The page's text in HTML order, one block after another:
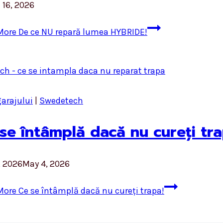
2026
De ce NU repară lumea HYBRIDE!
Swedetech
întâmplă dacă nu cureți
2026May 4, 2026
Ce se întâmplă dacă nu cureți trapa!